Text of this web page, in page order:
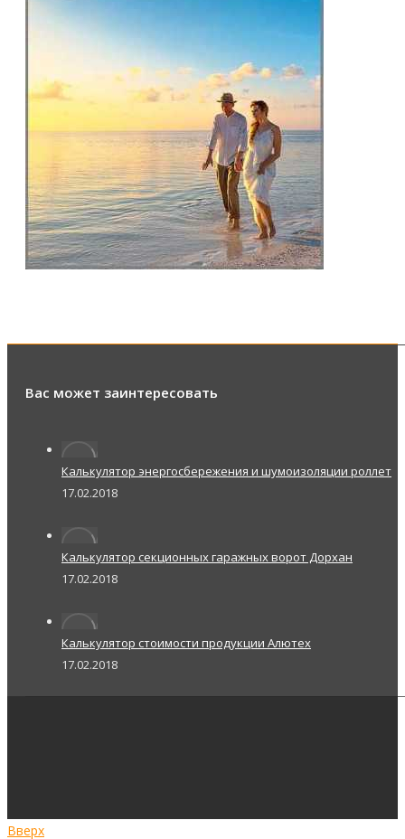
Вас может заинтересовать
Калькулятор энергосбережения и шумоизоляции роллет
17.02.2018
Калькулятор секционных гаражных ворот Дорхан
17.02.2018
Калькулятор стоимости продукции Алютех
17.02.2018
Вверх